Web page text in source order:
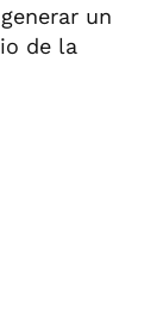
un
de la